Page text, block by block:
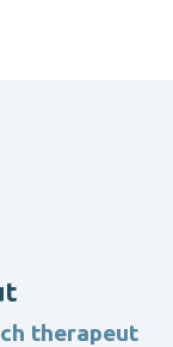
therapeut